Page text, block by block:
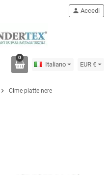
person Accedi
0
Italiano EUR €
chevron_right Cime piatte nere